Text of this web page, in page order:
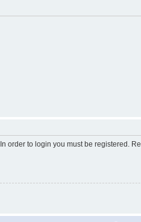
In order to login you must be registered.